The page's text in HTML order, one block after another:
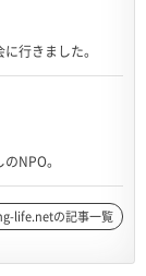
行きました。
NPO。
life.netの記事一覧